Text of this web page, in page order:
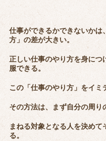
仕事ができるかできないかは
方」の差が大きい。
正しい仕事のやり方を身に
服できる。
この「仕事のやり方」をイミ
その方法は、まず自分の周り
まねる対象となる人を決め
る。